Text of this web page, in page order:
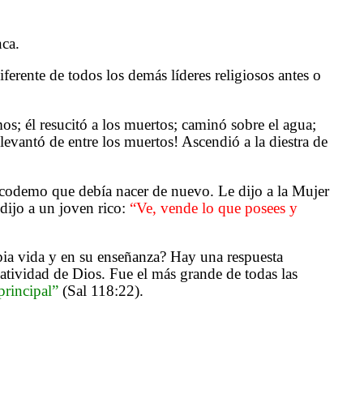
de todos los demás líderes religiosos antes o
él resucitó a los muertos; caminó sobre el agua;
de entre los muertos! Ascendió a la diestra de
que debía nacer de nuevo. Le dijo a la Mujer
a un joven rico: “Ve, vende lo que posees y
vida y en su enseñanza? Hay una respuesta
de Dios. Fue el más grande de todas las
(Sal 118:22).